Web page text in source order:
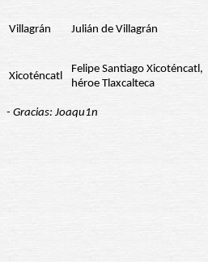
Villagrán Julián de Villagrán
Xicoténcatl
Felipe Santiago Xicoténcatl,
héroe Tlaxcalteca
- Gracias: Joaqu1n